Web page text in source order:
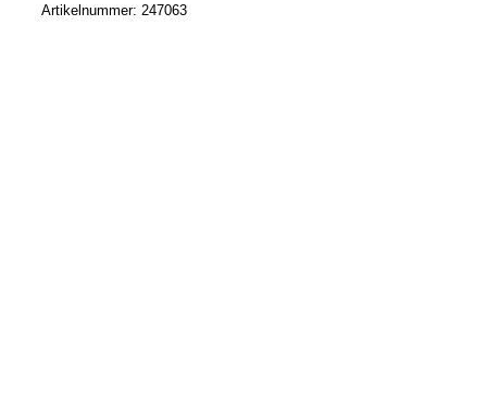
Artikelnummer: 247063